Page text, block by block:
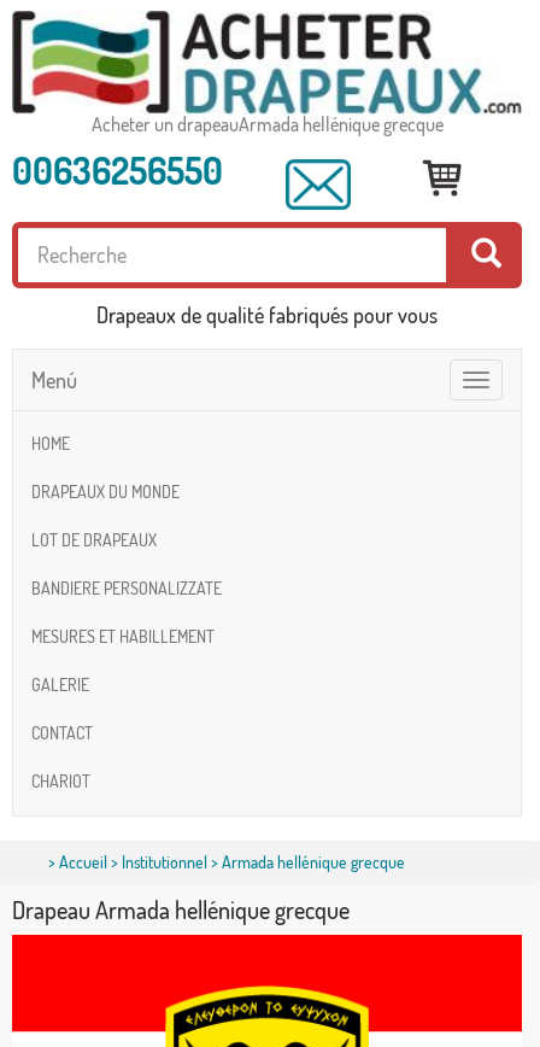
Acheter un drapeauArmada hellénique grecque
00636256550
Drapeaux de qualité fabriqués pour vous
Toggle
navigation
Menú
HOME
DRAPEAUX DU MONDE
LOT DE DRAPEAUX
BANDIERE PERSONALIZZATE
MESURES ET HABILLEMENT
GALERIE
CONTACT
CHARIOT
>Accueil> Institutionnel> Armada hellénique grecque
Drapeau Armada hellénique grecque